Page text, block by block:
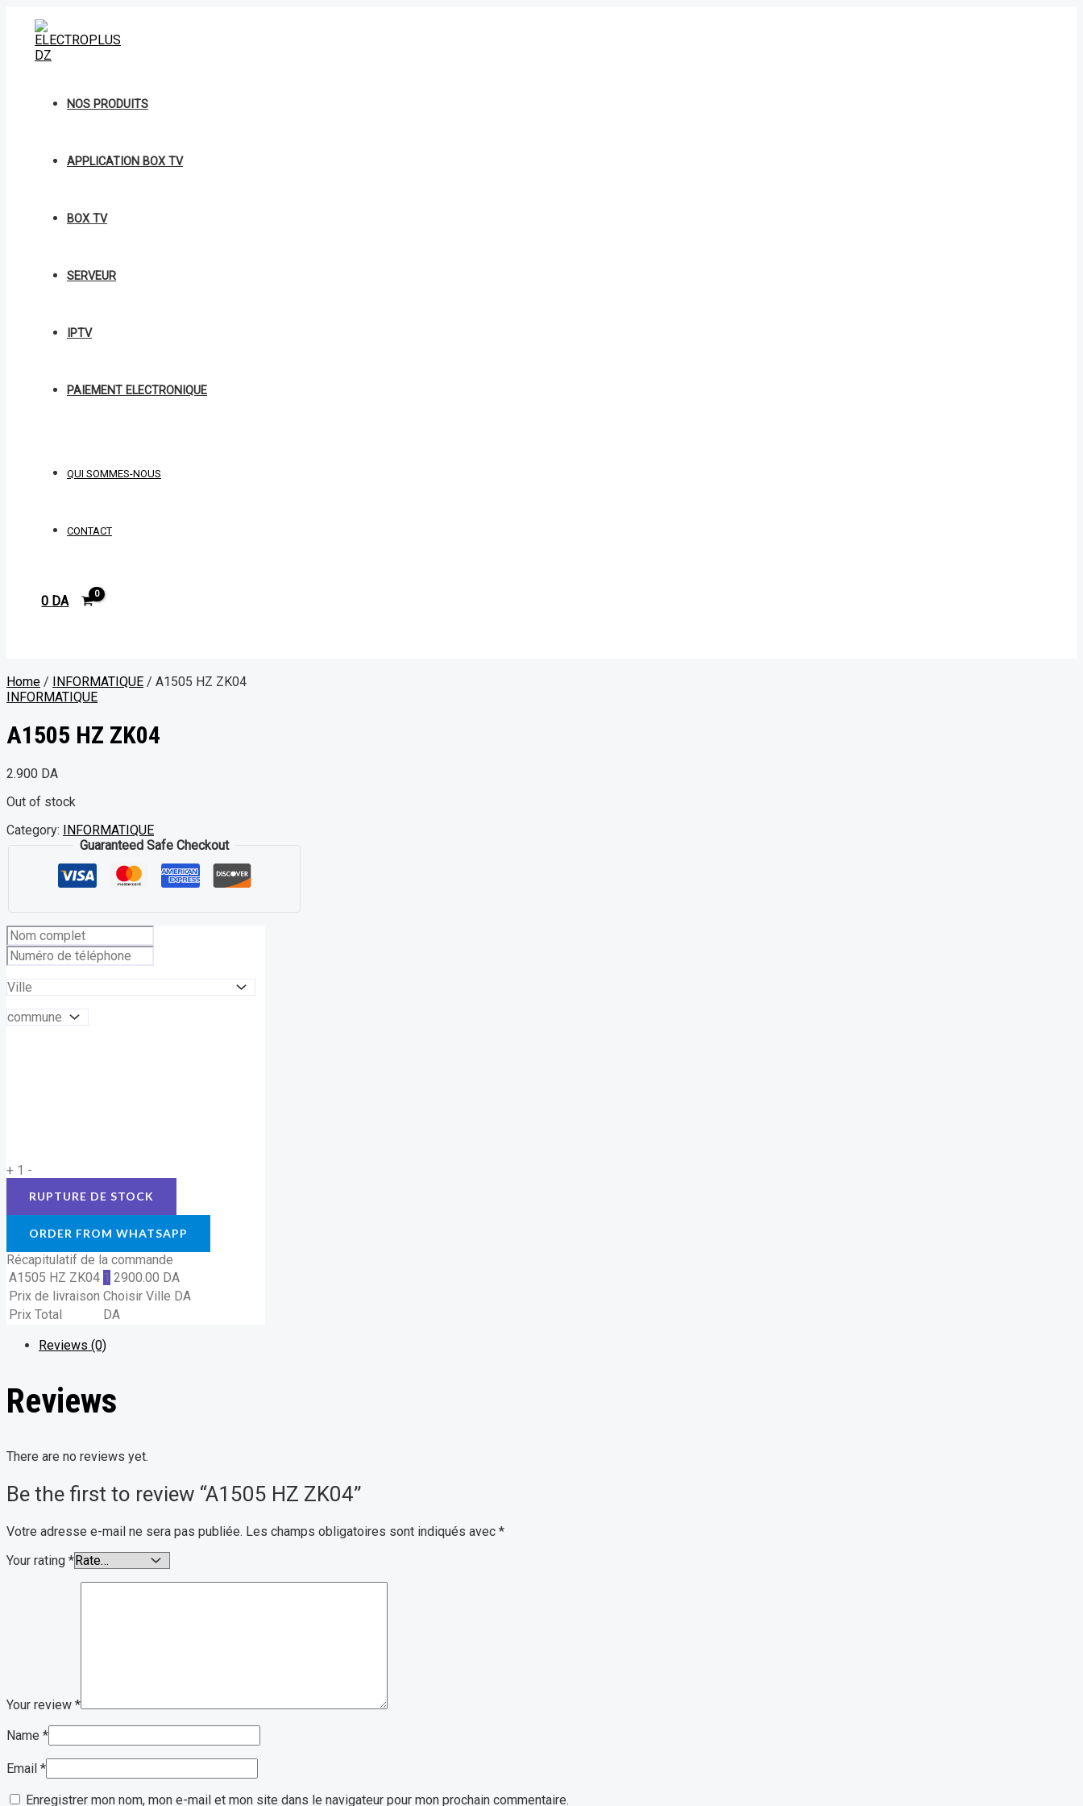
contenu
NOS PRODUITS
APPLICATION BOX TV
BOX TV
SERVEUR
IPTV
PAIEMENT ELECTRONIQUE
QUI SOMMES-NOUS
CONTACT
0 DA
Home / INFORMATIQUE / A1505 HZ ZK04
INFORMATIQUE
A1505 HZ ZK04
2.900 DA
Out of stock
Category:
INFORMATIQUE
Guaranteed Safe Checkout
+ 1 -
ORDER FROM WHATSAPP
Récapitulatif de la commande
A1505 HZ ZK04 1 2900.00 DA
Prix de livraison Choisir Ville DA
Prix Total
DA
Reviews (0)
Reviews
There are no reviews yet.
Be the first to review “A1505 HZ ZK04”
Votre adresse e-mail ne sera pas publiée. Les champs obligatoires sont indiqués avec *
Your rating *
Your review *
Name *
Email *
Enregistrer mon nom, mon e-mail et mon site dans le navigateur pour mon prochain commentaire.